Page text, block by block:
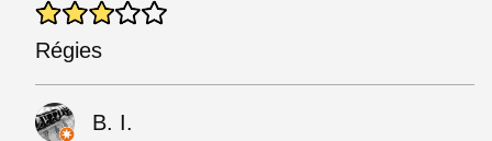
Régies
B. I.